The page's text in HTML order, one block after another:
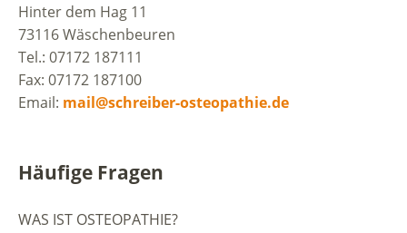
Hinter dem Hag 11
73116 Wäschenbeuren
Tel.: 07172 187111
Fax: 07172 187100
Email: mail@schreiber-osteopathie.de
Häufige Fragen
WAS IST OSTEOPATHIE?